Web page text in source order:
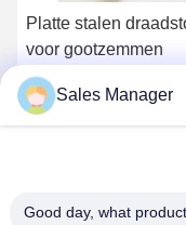
Platte stalen
voor gootzemmen
Krijg Beste Prijs
Sales Manager
Good day, what